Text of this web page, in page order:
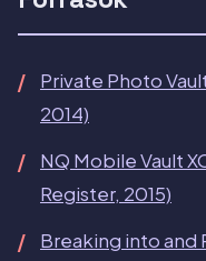
Private Photo
2014)
NQ Mobile Vault
Register, 2015)
Breaking into and